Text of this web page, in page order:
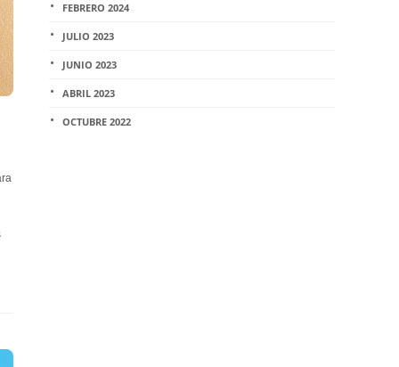
FEBRERO 2024
JULIO 2023
JUNIO 2023
ABRIL 2023
OCTUBRE 2022